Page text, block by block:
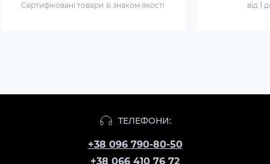
Сертифіковані товари зі знаком якості від 1
ТЕЛЕФОНИ:
+38 096 790-80-50
+38 066 410 76 72